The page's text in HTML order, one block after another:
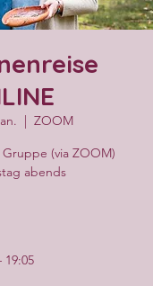
  |
ZOOM
(via ZOOM)
abends
19:05